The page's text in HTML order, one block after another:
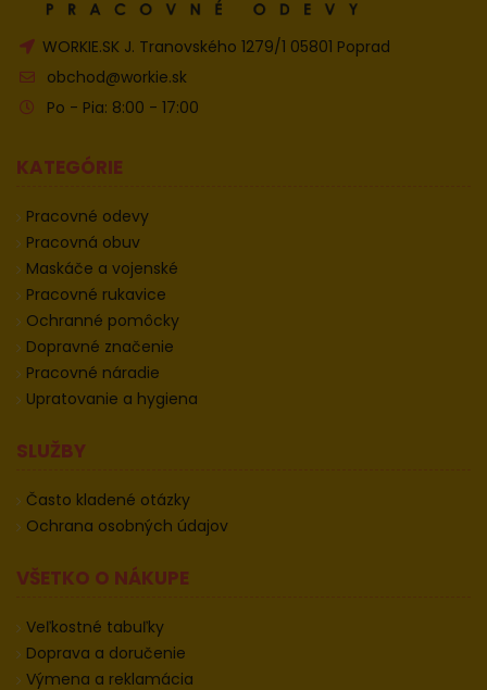
WORKIE.SK J. Tranovského 1279/1 05801 Poprad
obchod@workie.sk
Po - Pia: 8:00 - 17:00
KATEGÓRIE
Pracovné odevy
Pracovná obuv
Maskáče a vojenské
Pracovné rukavice
Ochranné pomôcky
Dopravné značenie
Pracovné náradie
Upratovanie a hygiena
SLUŽBY
Často kladené otázky
Ochrana osobných údajov
VŠETKO O NÁKUPE
Veľkostné tabuľky
Doprava a doručenie
Výmena a reklamácia